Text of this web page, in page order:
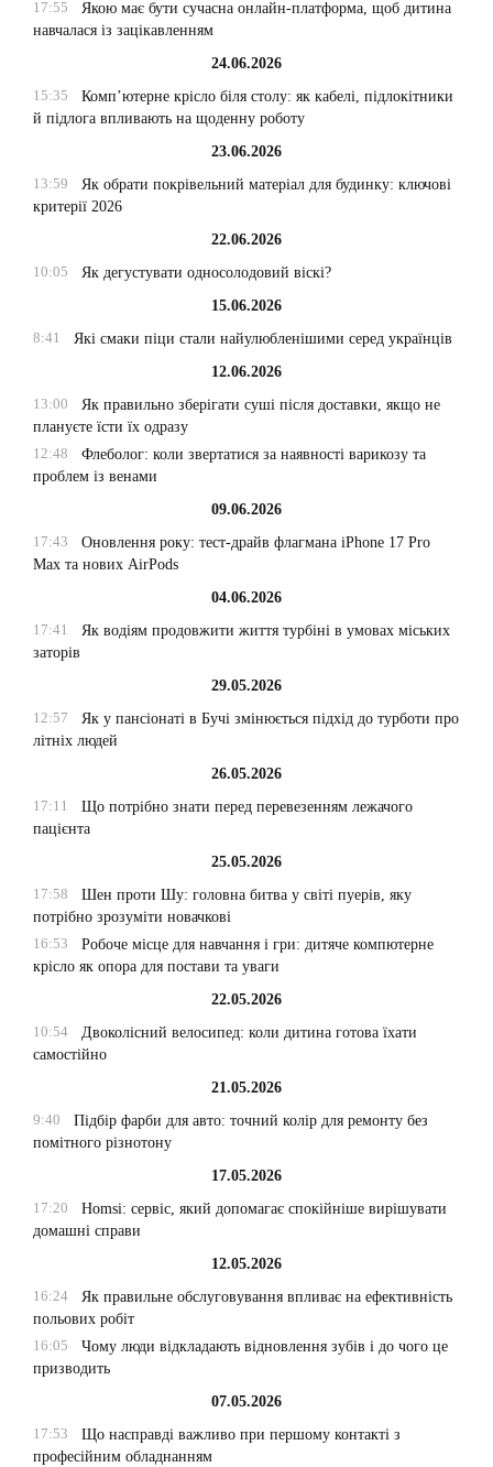
17:55
Якою має бути сучасна онлайн-платформа, щоб дитина
навчалася із зацікавленням
24.06.2026
15:35
Комп’ютерне крісло біля столу: як кабелі, підлокітники
й підлога впливають на щоденну роботу
23.06.2026
13:59
Як обрати покрівельний матеріал для будинку: ключові
критерії 2026
22.06.2026
10:05
Як дегустувати односолодовий віскі?
15.06.2026
8:41
Які смаки піци стали найулюбленішими серед українців
12.06.2026
13:00
Як правильно зберігати суші після доставки, якщо не
плануєте їсти їх одразу
12:48
Флеболог: коли звертатися за наявності варикозу та
проблем із венами
09.06.2026
17:43
Оновлення року: тест-драйв флагмана iPhone 17 Pro
Max та нових AirPods
04.06.2026
17:41
Як водіям продовжити життя турбіні в умовах міських
заторів
29.05.2026
12:57
Як у пансіонаті в Бучі змінюється підхід до турботи про
літніх людей
26.05.2026
17:11
Що потрібно знати перед перевезенням лежачого
пацієнта
25.05.2026
17:58
Шен проти Шу: головна битва у світі пуерів, яку
потрібно зрозуміти новачкові
16:53
Робоче місце для навчання і гри: дитяче компютерне
крісло як опора для постави та уваги
22.05.2026
10:54
Двоколісний велосипед: коли дитина готова їхати
самостійно
21.05.2026
9:40
Підбір фарби для авто: точний колір для ремонту без
помітного різнотону
17.05.2026
17:20
Homsi: сервіс, який допомагає спокійніше вирішувати
домашні справи
12.05.2026
16:24
Як правильне обслуговування впливає на ефективність
польових робіт
16:05
Чому люди відкладають відновлення зубів і до чого це
призводить
07.05.2026
17:53
Що насправді важливо при першому контакті з
професійним обладнанням